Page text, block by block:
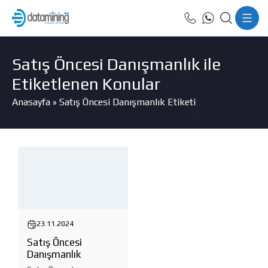
Satış Öncesi Danışmanlık ile
Etiketlenen Konular
Anasayfa » Satış Öncesi Danışmanlık Etiketi
23.11.2024
Satış Öncesi
Danışmanlık